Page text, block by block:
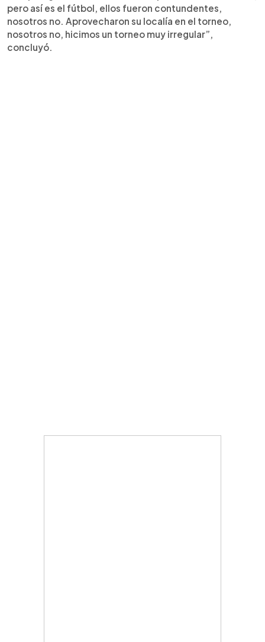
pero así es el fútbol, ellos fueron contundentes,
nosotros no. Aprovecharon su localía en el torneo,
nosotros no, hicimos un torneo muy irregular”,
concluyó.